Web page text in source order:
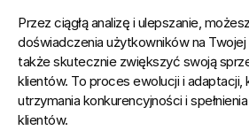
Przez ciągłą analizę i ulepszanie,
doświadczenia użytkowników na
także skutecznie zwiększyć swoją
klientów. To proces ewolucji i
utrzymania konkurencyjności i
klientów.